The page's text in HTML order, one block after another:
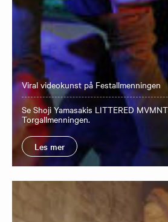
Viral videokunst på Festallmenningen
Se Shoji Yamasakis LITTERED
Torgallmenningen.
Les mer